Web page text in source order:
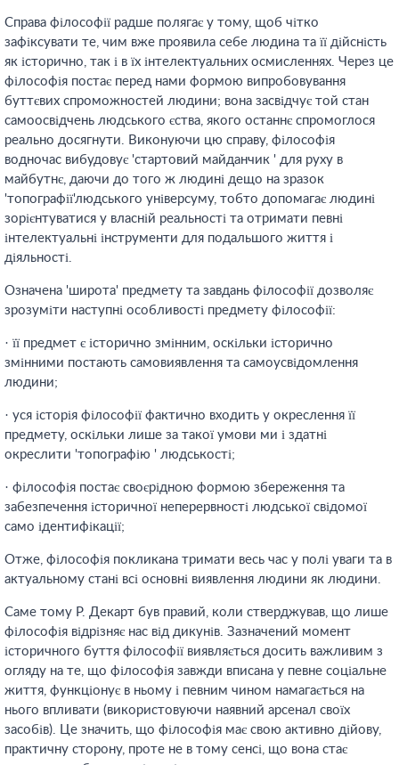
Справа філософії радше полягає у тому, щоб чітко
зафіксувати те, чим вже проявила себе людина та її дійсність
як історично, так і в їх інтелектуальних осмисленнях. Через це
філософія постає перед нами формою випробовування
буттєвих спроможностей людини; вона засвідчує той стан
самоосвідчень людського єства, якого останнє спромоглося
реально досягнути. Виконуючи цю справу, філософія
водночас вибудовує 'стартовий майданчик ' для руху в
майбутнє, даючи до того ж людині дещо на зразок
'топографії'людського універсуму, тобто допомагає людині
зорієнтуватися у власній реальності та отримати певні
інтелектуальні інструменти для подальшого життя і
діяльності.
Означена 'широта' предмету та завдань філософії дозволяє
зрозуміти наступні особливості предмету філософії:
· її предмет є історично змінним, оскільки історично
змінними постають самовиявлення та самоусвідомлення
людини;
· уся історія філософії фактично входить у окреслення її
предмету, оскільки лише за такої умови ми і здатні
окреслити 'топографію ' людськості;
· філософія постає своєрідною формою збереження та
забезпечення історичної неперервності людської свідомої
само ідентифікації;
Отже, філософія покликана тримати весь час у полі уваги та в
актуальному стані всі основні виявлення людини як людини.
Саме тому Р. Декарт був правий, коли стверджував, що лише
філософія відрізняє нас від дикунів. Зазначений момент
історичного буття філософії виявляється досить важливим з
огляду на те, що філософія завжди вписана у певне соціальне
життя, функціонує в ньому і певним чином намагається на
нього впливати (використовуючи наявний арсенал своїх
засобів). Це значить, що філософія має свою активно дійову,
практичну сторону, проте не в тому сенсі, що вона стає